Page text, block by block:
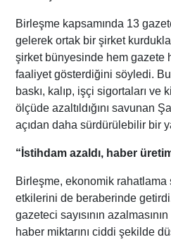
Birleşme kapsamında 13
gelerek ortak bir şirket
şirket bünyesinde hem gazete
faaliyet gösterdiğini söyledi.
baskı, kalıp, işçi sigortaları
ölçüde azaltıldığını savunan
açıdan daha sürdürülebilir bir
“İstihdam azaldı, haber
Birleşme, ekonomik
etkilerini de beraberinde
gazeteci sayısının
haber miktarını ciddi şekilde